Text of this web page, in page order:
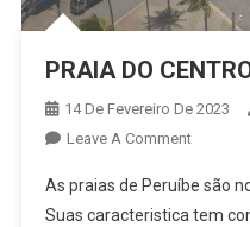
PRAIA DO
14 De Fevereiro De 2023
Leave A CommentOn
DO
CENTRO
As praias de Peruíbe são
Suas caracteristica tem